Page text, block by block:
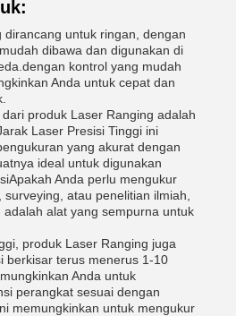
dirancang untuk ringan, dengan
dibawa dan digunakan di
kontrol yang mudah
Anda untuk cepat dan
produk Laser Ranging adalah
Laser Presisi Tinggi ini
yang akurat dengan
ideal untuk digunakan
Anda perlu mengukur
atau penelitian ilmiah,
alat yang sempurna untuk
produk Laser Ranging juga
berkisar terus menerus 1-10
Anda untuk
perangkat sesuai dengan
memungkinkan untuk mengukur